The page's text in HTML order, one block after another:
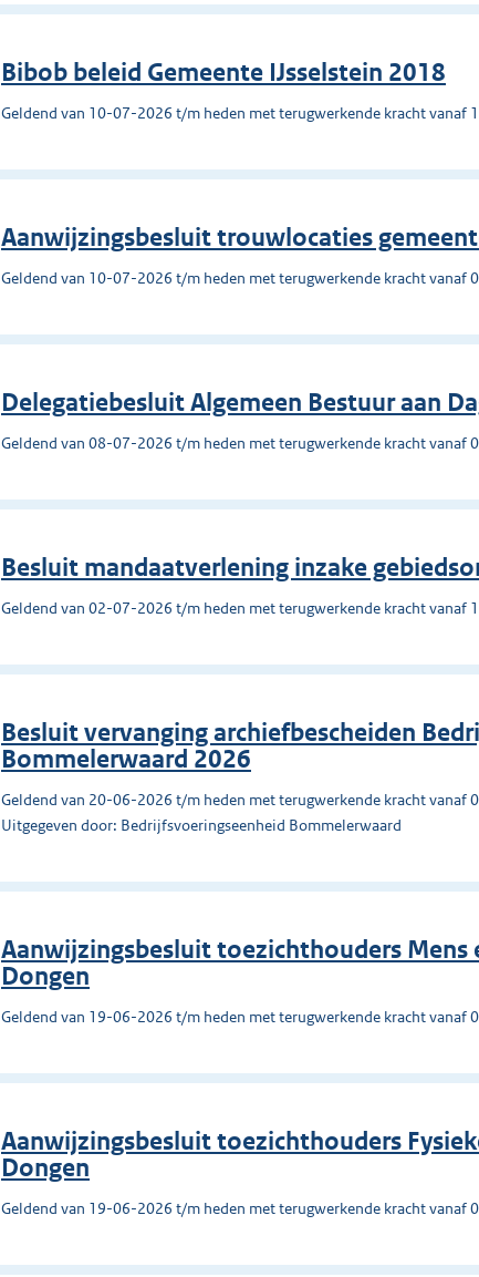
Bibob beleid Gemeente IJsselstein 2018
Geldend van 10-07-2026 t/m heden met terugwerkende kracht vanaf
Aanwijzingsbesluit trouwlocaties
Geldend van 10-07-2026 t/m heden met terugwerkende kracht vanaf
Delegatiebesluit Algemeen Bestuur aan
Geldend van 08-07-2026 t/m heden met terugwerkende kracht vanaf
Besluit mandaatverlening inzake
Geldend van 02-07-2026 t/m heden met terugwerkende kracht vanaf
Besluit vervanging archiefbescheiden
Bommelerwaard 2026
Geldend van 20-06-2026 t/m heden met terugwerkende kracht vanaf
Uitgegeven door: Bedrijfsvoeringseenheid Bommelerwaard
Aanwijzingsbesluit toezichthouders Mens
Dongen
Geldend van 19-06-2026 t/m heden met terugwerkende kracht vanaf
Aanwijzingsbesluit toezichthouders
Dongen
Geldend van 19-06-2026 t/m heden met terugwerkende kracht vanaf